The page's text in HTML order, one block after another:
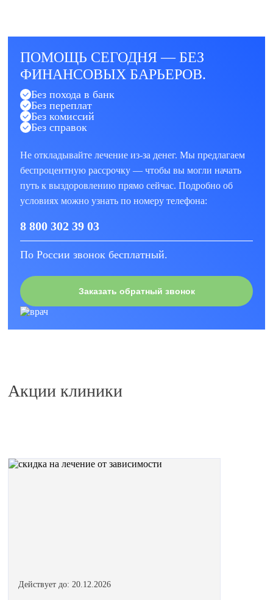
ПОМОЩЬ СЕГОДНЯ — БЕЗ
ФИНАНСОВЫХ БАРЬЕРОВ.
Без похода в банк
Без переплат
Без комиссий
Без справок
Не откладывайте лечение из-за денег. Мы предлагаем
беспроцентную рассрочку — чтобы вы могли начать
путь к выздоровлению прямо сейчас. Подробно об
условиях можно узнать по номеру телефона:
8 800 302 39 03
По России звонок бесплатный.
Заказать обратный звонок
Акции клиники
Действует до: 20.12.2026